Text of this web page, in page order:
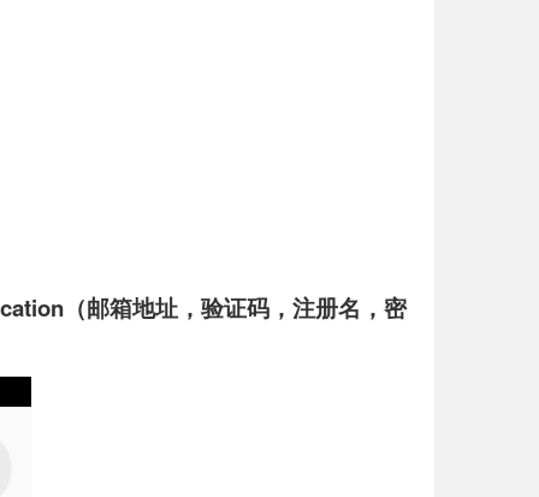
（邮箱地址，验证码，注册名，密